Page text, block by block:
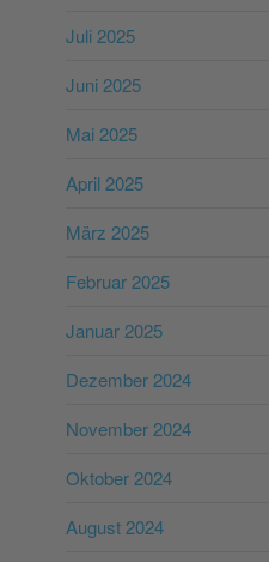
Juli 2025
Juni 2025
Mai 2025
April 2025
März 2025
Februar 2025
Januar 2025
Dezember 2024
November 2024
Oktober 2024
August 2024